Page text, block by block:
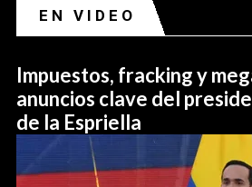
EN VIDEO
Impuestos, fracking y
anuncios clave del
de la Espriella